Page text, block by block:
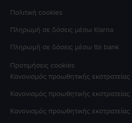
Πολιτική cookies
Πληρωμή σε δόσεις μέσω Klarna
Πληρωμή σε δόσεις μέσω tbi bank
Προτιμήσεις cookies
Κανονισμός προωθητικής εκστρατείας
Κανονισμός προωθητικής εκστρατείας
Κανονισμός προωθητικής εκστρατείας